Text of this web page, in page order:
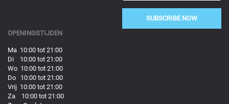
SUBSCRIBE NOW
OPENINGSTIJDEN
Ma 10:00 tot 21:00
Di 10:00 tot 21:00
Wo 10:00 tot 21:00
Do 10:00 tot 21:00
Vrij 10:00 tot 21:00
Za 10:00 tot 21:00